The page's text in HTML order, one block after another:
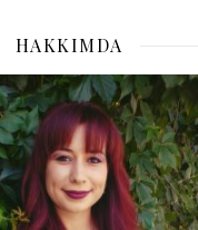
HAKKIMDA